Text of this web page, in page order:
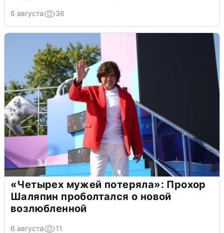
6 августа 36
«Четырех мужей потеряла»: Прохор
Шаляпин проболтался о новой
возлюбленной
6 августа 11